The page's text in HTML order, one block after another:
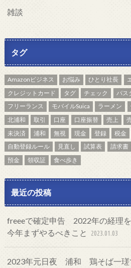
雑談
タグ
Amazonビジネス お悩み ひとり社長
クレジットカード
タグ チェック パス
フリーランス
モバイルSuica ラーメン
北浦和
取引 口座 口座振替 売上
未決済
浦和 無視 現金 登録 税金
自動登録ルール
見直し 試算表 請求書
預金
領収証 食べ歩き
最近の投稿
freeeで確定申告 2022年の経理
今年まずやるべきこと
2023.01.03
2023年元日夜 浦和 鶏そば一瑳